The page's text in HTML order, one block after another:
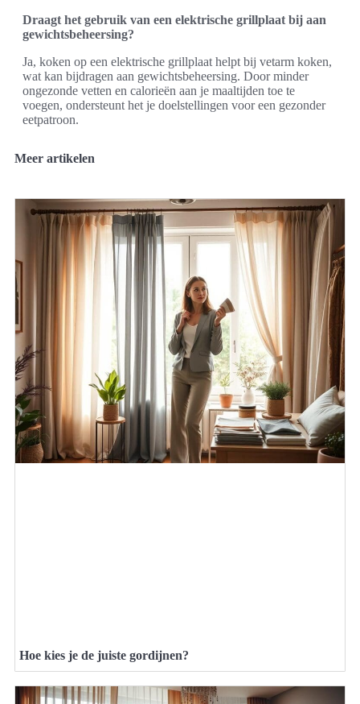
Draagt het gebruik van een elektrische grillplaat bij aan
gewichtsbeheersing?
Ja, koken op een elektrische grillplaat helpt bij vetarm koken,
wat kan bijdragen aan gewichtsbeheersing. Door minder
ongezonde vetten en calorieën aan je maaltijden toe te
voegen, ondersteunt het je doelstellingen voor een gezonder
eetpatroon.
Meer artikelen
Hoe kies je de juiste gordijnen?